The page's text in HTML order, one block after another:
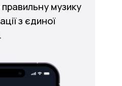
музику
з єдиної